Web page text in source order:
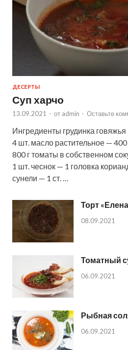
ДЕСЕРТЫ
Суп харчо
13.09.2021 - от admin - Оставьте
Ингредиенты грудинка
4 шт. масло растительное —
800 г томаты в собственном
1 шт. чеснок — 1 головка
сунели — 1 ст. …
Торт
08.09.2021
Томатный
06.09.2021
Рыбная
06.09.2021